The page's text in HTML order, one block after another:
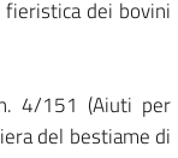
dei bovini
4/151 (Aiuti per
del bestiame di